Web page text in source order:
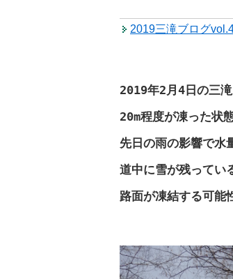
2019三滝ブログ
2019年2月4日の三
20m程度が凍った状態
先日の雨の影響で水
道中に雪が残ってい
路面が凍結する可能